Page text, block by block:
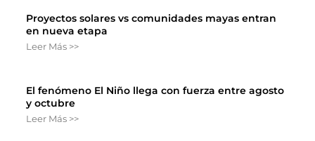
Proyectos solares vs comunidades mayas entran
en nueva etapa
Leer Más >>
El fenómeno El Niño llega con fuerza entre agosto
y octubre
Leer Más >>